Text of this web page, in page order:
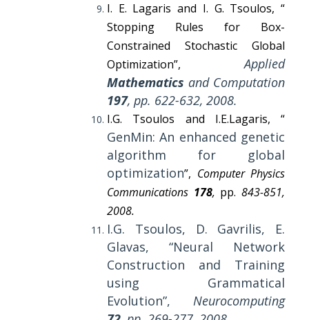
I. E. Lagaris and I. G. Tsoulos, “
Stopping Rules for Box-
Constrained Stochastic Global
Optimization”,Applied
Mathematics and Computation
197, pp. 622-632, 2008.
I.G. Tsoulos and I.E.Lagaris, “
GenMin: An enhanced genetic
algorithm for global
optimization”, Computer Physics
Communications 178, pp. 843-851,
2008.
I.G. Tsoulos, D. Gavrilis, E.
Glavas, “Neural Network
Construction and Training
using Grammatical
Evolution”, Neurocomputing